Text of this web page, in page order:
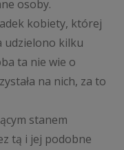
osoby.
kobiety, której
udzielono kilku
ta nie wie o
na nich, za to
stanem
tą i jej podobne